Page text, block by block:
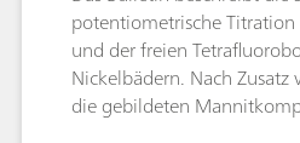
potentiometrische
und der freien
Nickelbädern. Nach
die gebildeten